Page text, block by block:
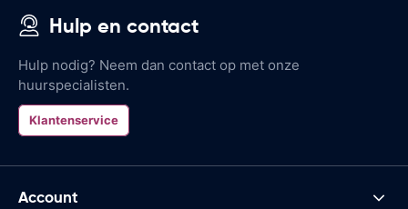
Hulp en contact
Hulp nodig? Neem dan contact op met onze
huurspecialisten.
Klantenservice
Account